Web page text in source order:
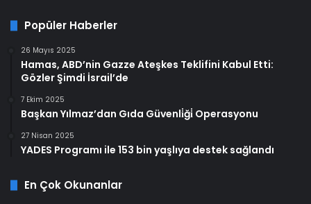
Popüler Haberler
26 Mayıs 2025
Hamas, ABD’nin Gazze Ateşkes Teklifini Kabul Etti:
Gözler Şimdi İsrail’de
7 Ekim 2025
Başkan Yılmaz’dan Gıda Güvenli̇ği̇ Operasyonu
27 Nisan 2025
YADES Programı ile 153 bin yaşlıya destek sağlandı
En Çok Okunanlar